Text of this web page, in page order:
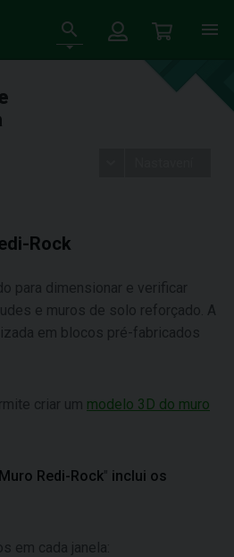
Rock
para dimensionar e verificar
e muros de solo reforçado. A
em blocos pré-fabricados
criar um modelo 3D do muro
Muro Redi-Rock" inclui os
em cada janela: